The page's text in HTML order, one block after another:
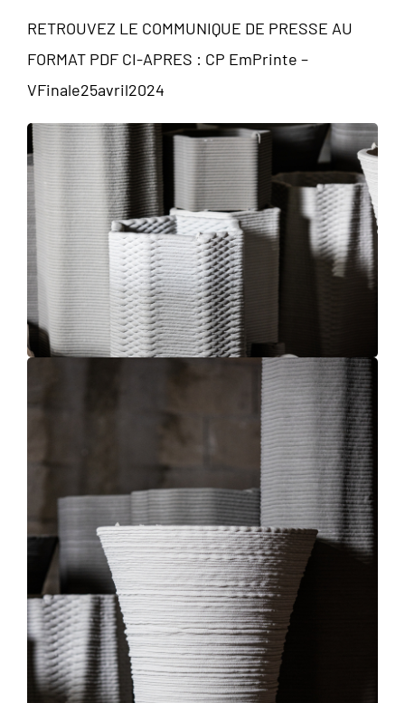
RETROUVEZ LE COMMUNIQUE DE PRESSE AU
FORMAT PDF CI-APRES : CP EmPrinte –
VFinale25avril2024